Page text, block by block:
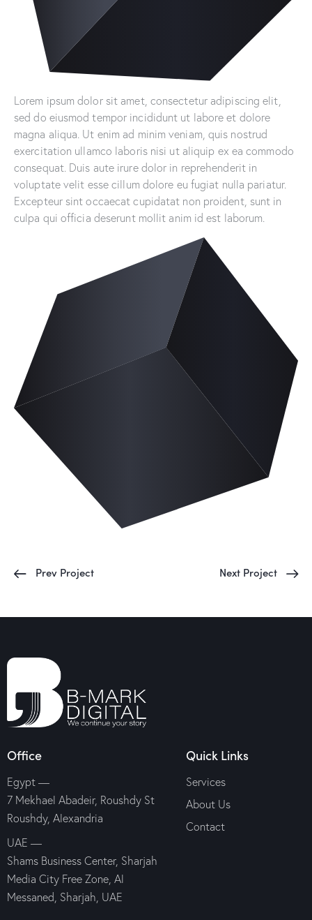
Lorem ipsum dolor sit amet, consectetur adipiscing elit,
sed do eiusmod tempor incididunt ut labore et dolore
magna aliqua. Ut enim ad minim veniam, quis nostrud
exercitation ullamco laboris nisi ut aliquip ex ea commodo
consequat. Duis aute irure dolor in reprehenderit in
voluptate velit esse cillum dolore eu fugiat nulla pariatur.
Excepteur sint occaecat cupidatat non proident, sunt in
culpa qui officia deserunt mollit anim id est laborum.
Prev Project Next Project
Office
Egypt —
7 Mekhael Abadeir, Roushdy St
Roushdy, Alexandria
UAE —
Shams Business Center, Sharjah
Media City Free Zone, Al
Messaned, Sharjah, UAE
Quick Links
Services
About Us
Contact